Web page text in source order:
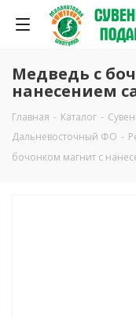
Медведь с
нанесением
Главная - Каталог -
Дальневосточный ФО -
бочонком магнит с